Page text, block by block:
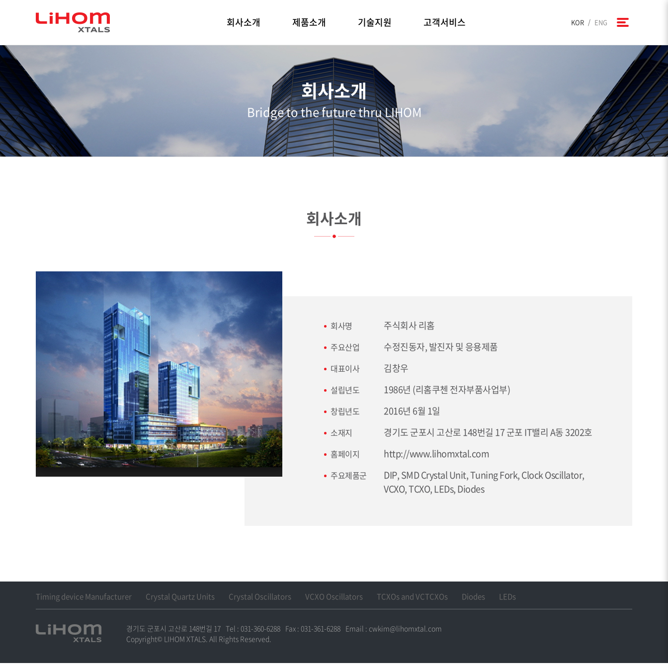
회사소개 제품소개 기술지원 고객서비스 KOR / ENG
회사소개
Bridge to the future thru LIHOM
회사소개
회사명 주식회사 리홈
주요산업 수정진동자, 발진자 및 응용제품
대표이사 김창우
설립년도 1986년 (리홈쿠첸 전자부품사업부)
창립년도 2016년 6월 1일
소재지 경기도 군포시 고산로 148번길 17 군포 IT밸리 A동 3202호
홈페이지 http://www.lihomxtal.com
주요제품군
DIP, SMD Crystal Unit, Tuning Fork, Clock Oscillator,
VCXO, TCXO, LEDs, Diodes
Timing device Manufacturer Crystal Quartz Units Crystal Oscillators VCXO Oscillators TCXOs and VCTCXOs Diodes LEDs
경기도 군포시 고산로 148번길 17 Tel : 031-360-6288 Fax : 031-361-6288 Email : cwkim@lihomxtal.com
Copyright© LIHOM XTALS. All Rights Reserved.